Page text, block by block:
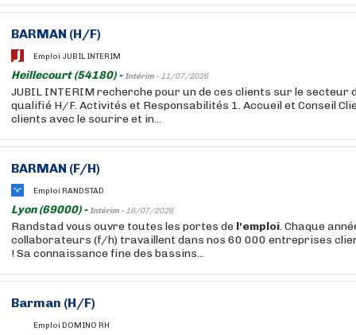
BARMAN (H/F)
Emploi JUBIL INTERIM
Heillecourt (54180) -Intérim - 11/07/2026
JUBIL INTERIM recherche pour un de ces clients sur le secteur
qualifié H/F. Activités et Responsabilités 1. Accueil et Conseil
clients avec le sourire et in...
BARMAN (F/H)
Emploi RANDSTAD
Lyon (69000) -Intérim - 16/07/2026
Randstad vous ouvre toutes les portes de l'emploi. Chaque
collaborateurs (f/h) travaillent dans nos 60 000 entreprises
! Sa connaissance fine des bassins...
Barman (H/F)
Emploi DOMINO RH